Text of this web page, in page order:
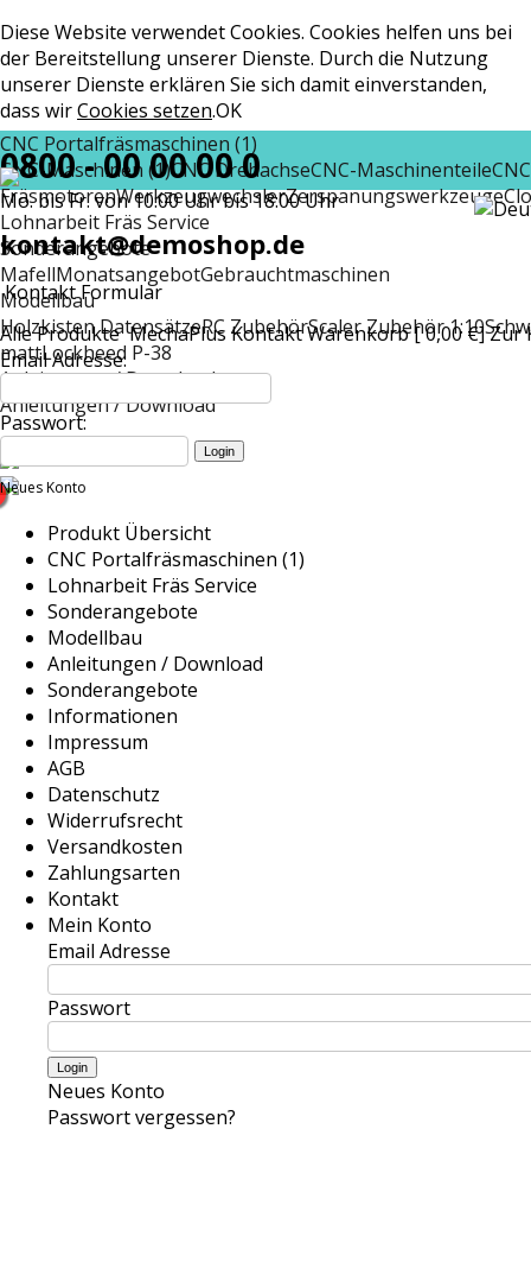
Diese Website verwendet Cookies. Cookies helfen uns bei
der Bereitstellung unserer Dienste. Durch die Nutzung
unserer Dienste erklären Sie sich damit einverstanden,
dass wirCookies setzen.OK
CNC Portalfräsmaschinen (1)
CNC-Maschinen (1)CNC DrehachseCNC-Maschinenteile
FräsmotorenWerkzeugwechslerZerspanungswerkzeuge
Lohnarbeit Fräs Service
Sonderangebote
MafellMonatsangebotGebrauchtmaschinen
Modellbau
Holzkisten DatensätzeRC ZubehörScaler Zubehör 1:10
mattLockheed P-38
Anleitungen / Download
Anleitungen / Download
0800 - 00 00 00 0
Mo. bis Fr. von 10:00 Uhr bis 18:00 Uhr
kontakt@demoshop.de
Kontakt Formular
Alle Produkte MechaPlus KontaktWarenkorb [ 0,00 €]Zur
Email Adresse:
Passwort:
Neues Konto
Produkt Übersicht
CNC Portalfräsmaschinen (1)
Lohnarbeit Fräs Service
Sonderangebote
Modellbau
Anleitungen / Download
Sonderangebote
Informationen
Impressum
AGB
Datenschutz
Widerrufsrecht
Versandkosten
Zahlungsarten
Kontakt
Mein Konto
Email Adresse
Passwort
Neues Konto
Passwort vergessen?